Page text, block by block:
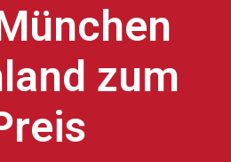
zum